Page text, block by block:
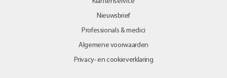
Nieuwsbrief
Professionals & medici
Algemene voorwaarden
Privacy- en cookieverklaring